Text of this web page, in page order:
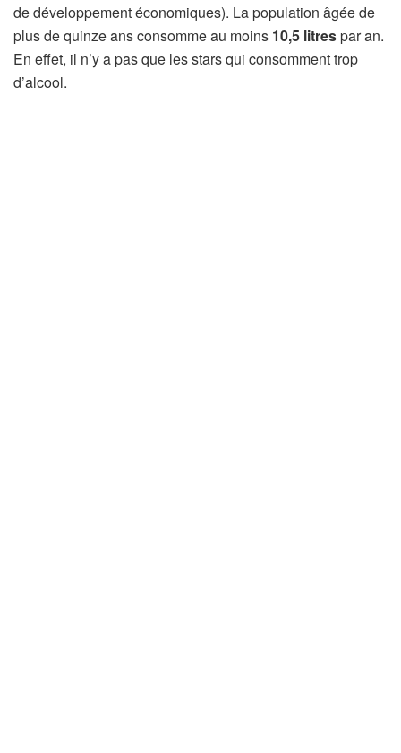
de développement économiques). La population âgée de
plus de quinze ans consomme au moins 10,5 litrespar an.
En effet, il n’y a pas que les stars qui consomment trop
d’alcool.